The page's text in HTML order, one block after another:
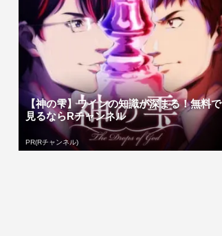
【神の雫】ワインの知識が深まる！無料で
見るならRチャンネル
PR(Rチャンネル)